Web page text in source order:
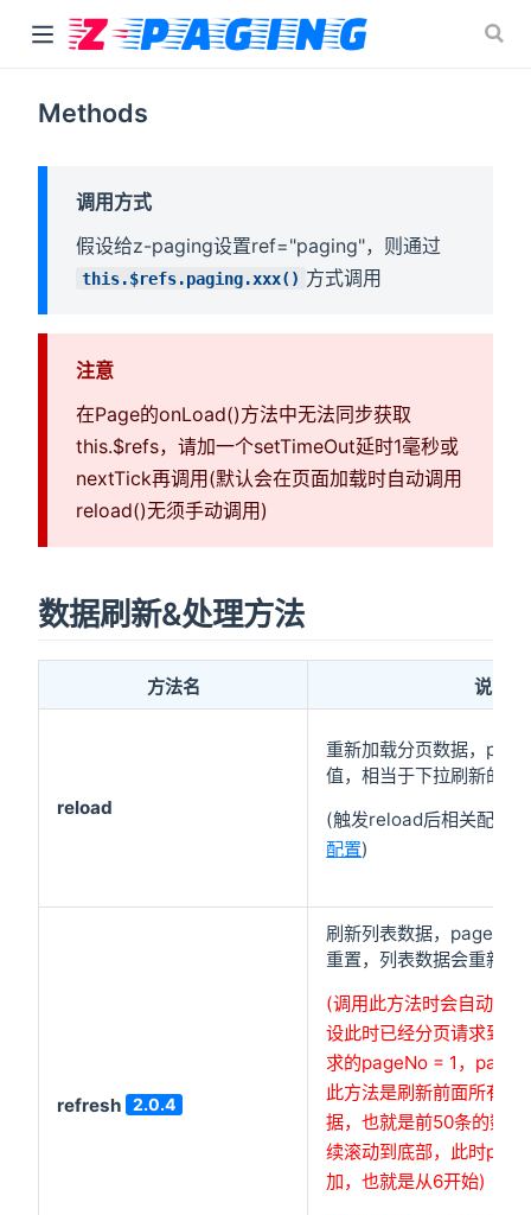
Methods
调用方式
假设给z-paging设置ref="paging"，则通过
this.$refs.paging.xxx() 方式调用
注意
在Page的onLoad()方法中无法同步获取
this.$refs，请加一个setTimeOut延时1毫秒或
nextTick再调用(默认会在页面加载时自动调用
reload()无须手动调用)
数据刷新&处理方法
方法名 说明
reload
重新加载分页数据，
值，相当于下拉刷新的效
(触发reload后相关配置
配置)
refresh 2.0.4
刷新列表数据，pageNo
重置，列表数据会重新从
(调用此方法时会自动触
设此时已经分页请求到了
求的pageNo = 1，
此方法是刷新前面所有已
据，也就是前50条的数
续滚动到底部，此时
加，也就是从6开始)